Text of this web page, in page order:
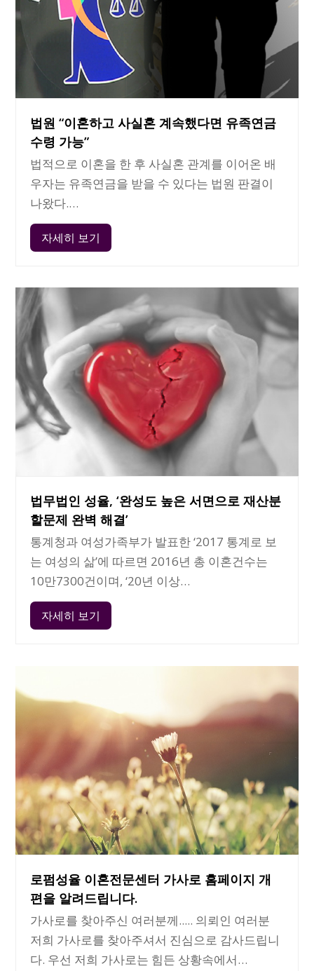
법원 “이혼하고 사실혼 계속했다면 유족연금
수령 가능”
법적으로 이혼을 한 후 사실혼 관계를 이어온 배
우자는 유족연금을 받을 수 있다는 법원 판결이
나왔다.…
자세히 보기
법무법인 성율, ‘완성도 높은 서면으로 재산분
할문제 완벽 해결’
통계청과 여성가족부가 발표한 ‘2017 통계로 보
는 여성의 삶’에 따르면 2016년 총 이혼건수는
10만7300건이며, ‘20년 이상…
자세히 보기
로펌성율 이혼전문센터 가사로 홈페이지 개
편을 알려드립니다.
가사로를 찾아주신 여러분께..... 의뢰인 여러분
저희 가사로를 찾아주셔서 진심으로 감사드립니
다. 우선 저희 가사로는 힘든 상황속에서…